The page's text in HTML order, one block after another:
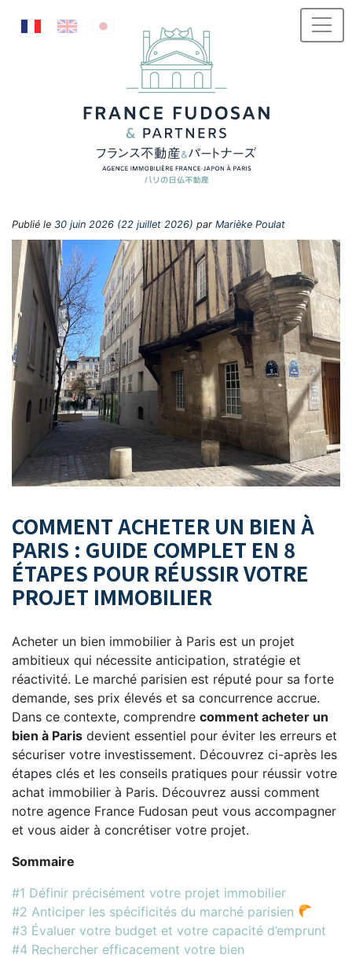
Passer au contenu
Publié le 30 juin 2026 (22 juillet 2026) par Marièke Poulat
COMMENT ACHETER UN BIEN À
PARIS : GUIDE COMPLET EN 8
ÉTAPES POUR RÉUSSIR VOTRE
PROJET IMMOBILIER
Acheter un bien immobilier à Paris est un projet
ambitieux qui nécessite anticipation, stratégie et
réactivité. Le marché parisien est réputé pour sa forte
demande, ses prix élevés et sa concurrence accrue.
Dans ce contexte, comprendre comment acheter un
bien à Paris devient essentiel pour éviter les erreurs et
sécuriser votre investissement. Découvrez ci-après les
étapes clés et les conseils pratiques pour réussir votre
achat immobilier à Paris. Découvrez aussi comment
notre agence France Fudosan peut vous accompagner
et vous aider à concrétiser votre projet.
Sommaire
#1 Définir précisément votre projet immobilier
#2 Anticiper les spécificités du marché parisien
#3 Évaluer votre budget et votre capacité d’emprunt
#4 Rechercher efficacement votre bien